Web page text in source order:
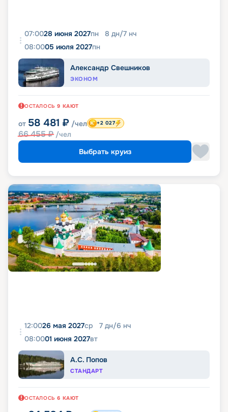
07:0028 июня 2027пн 8 дн/7 нч
08:0005 июля 2027пн
Александр Свешников
ЭКОНОМ
ОСТАЛОСЬ 9 КАЮТ
от 58 481 ₽ /чел
66 455₽ /чел
+2 027
Выбрать круиз
12:0026 мая 2027ср 7 дн/6 нч
08:0001 июня 2027вт
А.С. Попов
СТАНДАРТ
ОСТАЛОСЬ 6 КАЮТ